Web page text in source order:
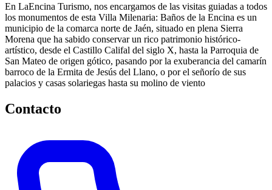
En LaEncina Turismo, nos encargamos de las visitas guiadas a todos
los monumentos de esta Villa Milenaria: Baños de la Encina es un
municipio de la comarca norte de Jaén, situado en plena Sierra
Morena que ha sabido conservar un rico patrimonio histórico-
artístico, desde el Castillo Califal del siglo X, hasta la Parroquia de
San Mateo de origen gótico, pasando por la exuberancia del camarín
barroco de la Ermita de Jesús del Llano, o por el señorío de sus
palacios y casas solariegas hasta su molino de viento
Contacto